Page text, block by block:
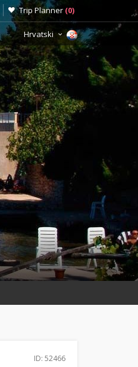
Trip Planner (0)
Hrvatski
ID: 52466